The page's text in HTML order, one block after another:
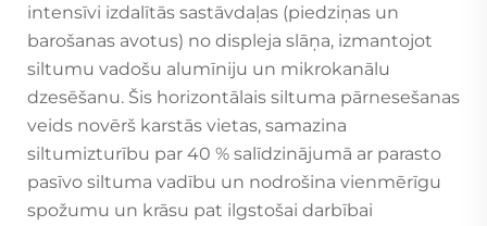
intensīvi izdalītās sastāvdaļas (piedziņas un
barošanas avotus) no displeja slāņa, izmantojot
siltumu vadošu alumīniju un mikrokanālu
dzesēšanu. Šis horizontālais siltuma pārnesešanas
veids novērš karstās vietas, samazina
siltumizturību par 40 % salīdzinājumā ar parasto
pasīvo siltuma vadību un nodrošina vienmērīgu
spožumu un krāsu pat ilgstošai darbībai